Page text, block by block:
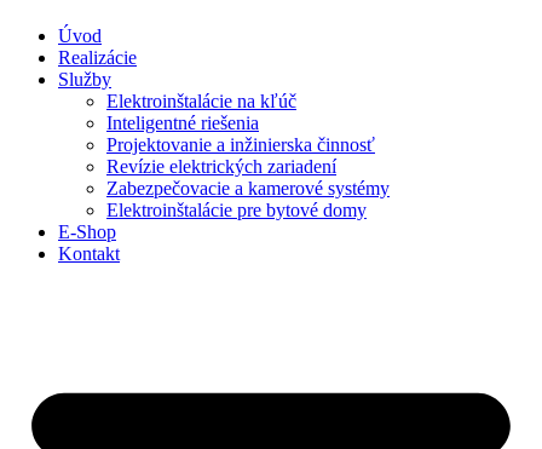
Úvod
Realizácie
Služby
Elektroinštalácie na kľúč
Inteligentné riešenia
Projektovanie a inžinierska činnosť
Revízie elektrických zariadení
Zabezpečovacie a kamerové systémy
Elektroinštalácie pre bytové domy
E-Shop
Kontakt